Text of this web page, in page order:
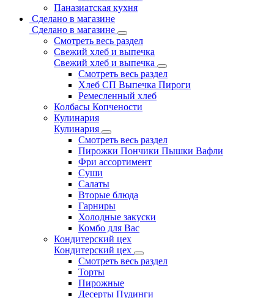
Паназиатская кухня
Сделано в магазине
Сделано в магазине
Смотреть весь раздел
Свежий хлеб и выпечка
Свежий хлеб и выпечка
Смотреть весь раздел
Хлеб СП Выпечка Пироги
Ремесленный хлеб
Колбасы Копчености
Кулинария
Кулинария
Смотреть весь раздел
Пирожки Пончики Пышки Вафли
Фри ассортимент
Суши
Салаты
Вторые блюда
Гарниры
Холодные закуски
Комбо для Вас
Кондитерский цех
Кондитерский цех
Смотреть весь раздел
Торты
Пирожные
Десерты Пудинги